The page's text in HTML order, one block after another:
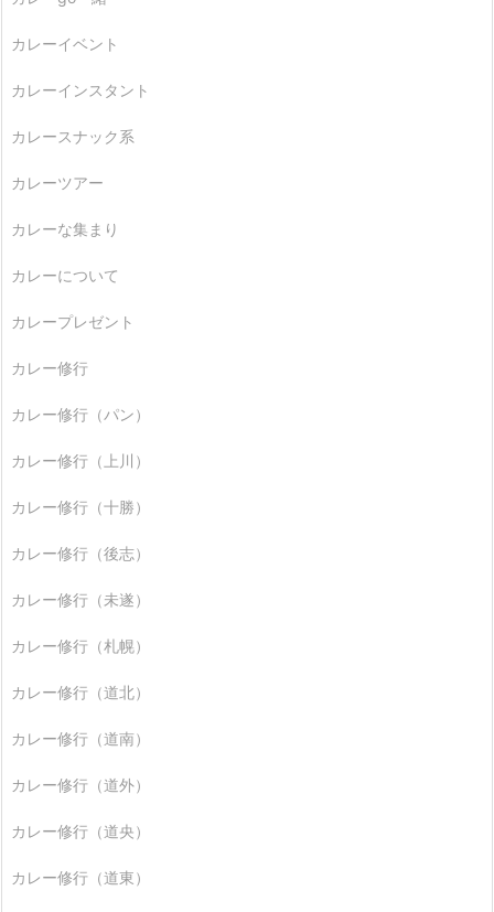
カレーイベント
カレーインスタント
カレースナック系
カレーツアー
カレーな集まり
カレーについて
カレープレゼント
カレー修行
カレー修行（パン）
カレー修行（上川）
カレー修行（十勝）
カレー修行（後志）
カレー修行（未遂）
カレー修行（札幌）
カレー修行（道北）
カレー修行（道南）
カレー修行（道外）
カレー修行（道央）
カレー修行（道東）